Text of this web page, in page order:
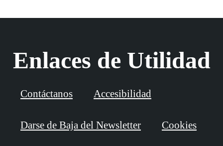
Enlaces de Utilidad
Contáctanos Accesibilidad
Darse de Baja del Newsletter Cookies